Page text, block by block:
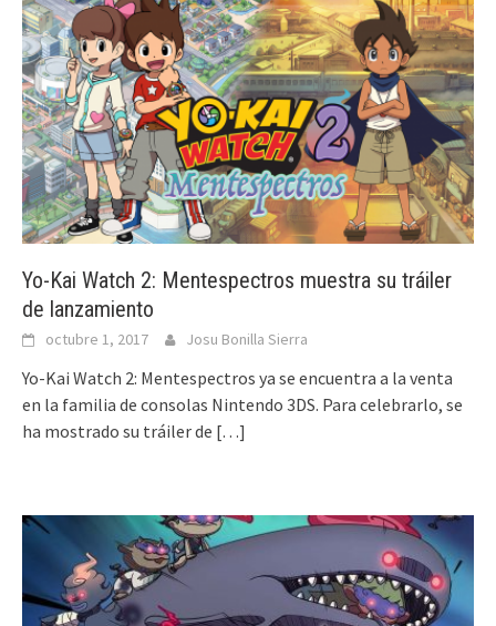
Yo-Kai Watch 2: Mentespectros muestra su tráiler
de lanzamiento
octubre 1, 2017 Josu Bonilla Sierra
Yo-Kai Watch 2: Mentespectros ya se encuentra a la venta
en la familia de consolas Nintendo 3DS. Para celebrarlo, se
ha mostrado su tráiler de […]